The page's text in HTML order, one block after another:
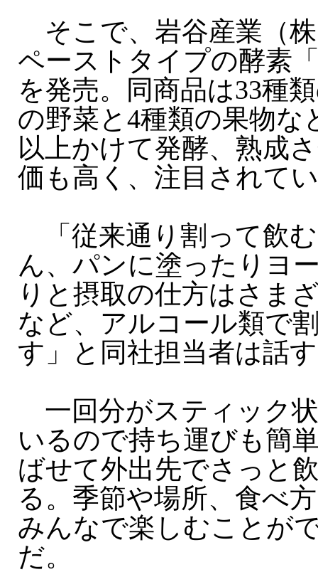
そこで、岩谷産業（
ペーストタイプの酵素
を発売。同商品は33種
の野菜と4種類の果物な
以上かけて発酵、熟成
価も高く、注目されて
「従来通り割って飲
ん、パンに塗ったりヨ
りと摂取の仕方はさま
など、アルコール類で
す」と同社担当者は話
一回分がスティック
いるので持ち運びも簡
ばせて外出先でさっと
る。季節や場所、食べ
みんなで楽しむことが
だ。